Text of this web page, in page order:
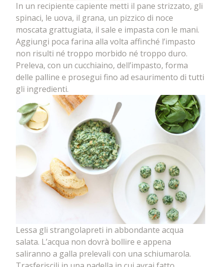
In un recipiente capiente metti il pane strizzato, gli
spinaci, le uova, il grana, un pizzico di noce
moscata grattugiata, il sale e impasta con le mani.
Aggiungi poca farina alla volta affinché l’impasto
non risulti né troppo morbido né troppo duro.
Preleva, con un cucchiaino, dell’impasto, forma
delle palline e prosegui fino ad esaurimento di tutti
gli ingredienti.
Lessa gli strangolapreti in abbondante acqua
salata. L’acqua non dovrà bollire e appena
saliranno a galla prelevali con una schiumarola.